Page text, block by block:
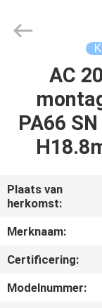
ONS
Electronic
Co.,Ltd.
AC
PA66
Plaats van
herkomst:
Merknaam:
Certificering:
Modelnummer: